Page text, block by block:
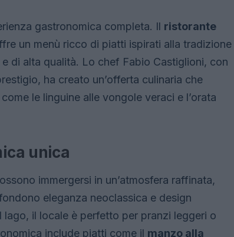
gastronomica completa. Il ristorante
un menù ricco di piatti ispirati alla tradizione
di alta qualità. Lo chef Fabio Castiglioni, con
ha creato un’offerta culinaria che
le linguine alle vongole veraci e l’orata
unica
immergersi in un’atmosfera raffinata,
eleganza neoclassica e design
il locale è perfetto per pranzi leggeri o
include piatti come il manzo alla